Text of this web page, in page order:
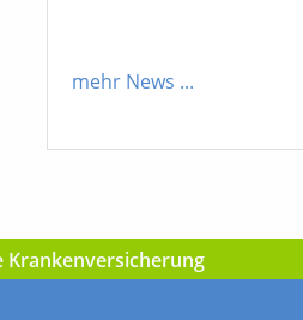
mehr News ...
Krankenversicherung